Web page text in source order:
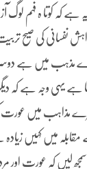
کہ کوتا ہ فہم لوگ
نفسانی کی صیح
ہمارے مذہب میں ہے
کرتا ہے یہی وجہ ہے کہ
مذاہب میں عورت
مقابلہ میں کہیں
لیں کہ عورت اور